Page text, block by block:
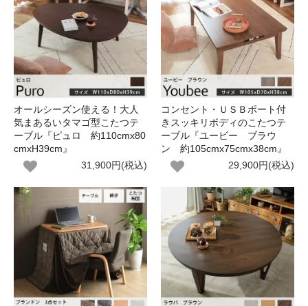
オールシーズン使える！大人
気まあるいタマゴ型こたつテ
ーブル『ピュロ 約110cmx80
cmxH39cm』
31,900円(税込)
コンセント・ＵＳＢポート付
きスッキリボディのこたつテ
ーブル『ユービー ブラウ
ン 約105cmx75cmx38cm』
29,900円(税込)